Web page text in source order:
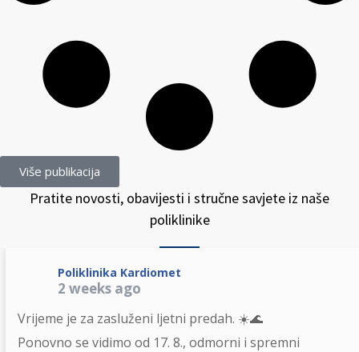
Više publikacija
Pratite novosti, obavijesti i stručne savjete iz naše
poliklinike
Poliklinika Kardiomet
2 weeks ago
Vrijeme je za zasluženi ljetni predah. ☀️🌊
Ponovno se vidimo od 17. 8., odmorni i spremni